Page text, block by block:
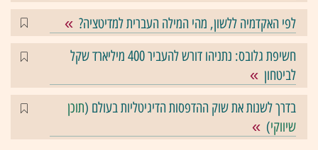
לפי האקדמיה ללשון, מהי המילה העברית למדיטציה?
חשיפת גלובס: נתניהו דורש להעביר 400 מיליארד שקל
לביטחון
בדרך לשנות את שוק ההדפסות הדיגיטליות בעולם (תוכן
שיווקי)